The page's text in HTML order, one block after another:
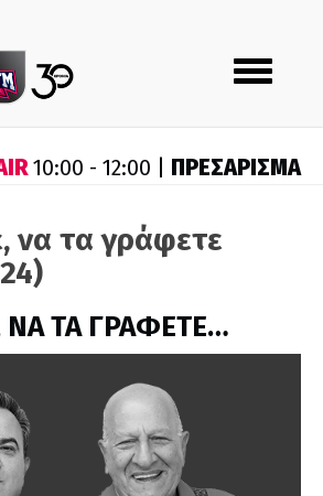
Toggle
navigation
10:00 - 12:00 | ΠΡΕΣΑΡΙΣΜΑ
να τα γράφετε
ΝΑ ΤΑ ΓΡΑΦΕΤΕ…